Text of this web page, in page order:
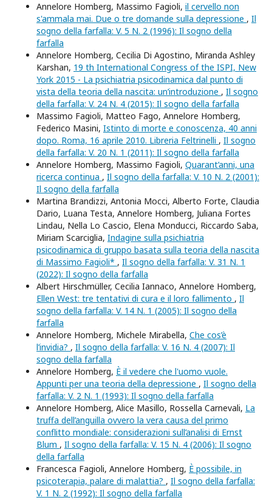
Annelore Homberg, Massimo Fagioli, il cervello non
s'ammala mai. Due o tre domande sulla depressione , Il
sogno della farfalla: V. 5 N. 2 (1996): Il sogno della
farfalla
Annelore Homberg, Cecilia Di Agostino, Miranda Ashley
Karshan, 19 th International Congress of the ISPI, New
York 2015 - La psichiatria psicodinamica dal punto di
vista della teoria della nascita: un’introduzione , Il sogno
della farfalla: V. 24 N. 4 (2015): Il sogno della farfalla
Massimo Fagioli, Matteo Fago, Annelore Homberg,
Federico Masini, Istinto di morte e conoscenza, 40 anni
dopo. Roma, 16 aprile 2010. Libreria Feltrinelli , Il sogno
della farfalla: V. 20 N. 1 (2011): Il sogno della farfalla
Annelore Homberg, Massimo Fagioli, Quarant’anni, una
ricerca continua , Il sogno della farfalla: V. 10 N. 2 (2001):
Il sogno della farfalla
Martina Brandizzi, Antonia Mocci, Alberto Forte, Claudia
Dario, Luana Testa, Annelore Homberg, Juliana Fortes
Lindau, Nella Lo Cascio, Elena Monducci, Riccardo Saba,
Miriam Scarciglia, Indagine sulla psichiatria
psicodinamica di gruppo basata sulla teoria della nascita
di Massimo Fagioli* , Il sogno della farfalla: V. 31 N. 1
(2022): Il sogno della farfalla
Albert Hirschmüller, Cecilia Iannaco, Annelore Homberg,
Ellen West: tre tentativi di cura e il loro fallimento , Il
sogno della farfalla: V. 14 N. 1 (2005): Il sogno della
farfalla
Annelore Homberg, Michele Mirabella, Che cos’è
l’invidia? , Il sogno della farfalla: V. 16 N. 4 (2007): Il
sogno della farfalla
Annelore Homberg, È il vedere che l'uomo vuole.
Appunti per una teoria della depressione , Il sogno della
farfalla: V. 2 N. 1 (1993): Il sogno della farfalla
Annelore Homberg, Alice Masillo, Rossella Carnevali, La
truffa dell’anguilla ovvero la vera causa del primo
conflitto mondiale: considerazioni sull’analisi di Ernst
Blum , Il sogno della farfalla: V. 15 N. 4 (2006): Il sogno
della farfalla
Francesca Fagioli, Annelore Homberg, Ѐ possibile, in
psicoterapia, palare di malattia? , Il sogno della farfalla:
V. 1 N. 2 (1992): Il sogno della farfalla